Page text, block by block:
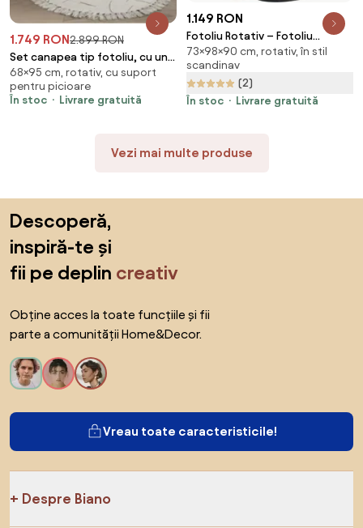
1.749 RON2.899 RON
Set canapea tip fotoliu, cu un
singur loc, taburet inclus,
material tip boucle, rotativ, Alb
68×95 cm, rotativ, cu suport
pentru picioare
În stoc
Livrare gratuită
1.149 RON
Fotoliu Rotativ – Fotoliu
Modern și Confortabil pentru
Living, Material Textil, stofă
Aragon, Alb
73×98×90 cm, rotativ, în stil
scandinav
(2)
În stoc
Livrare gratuită
Vezi mai multe produse
Descoperă,
inspiră-te și
fii pe deplin creativ
Obține acces la toate funcțiile și fii
parte a comunității Home&Decor.
Vreau toate caracteristicile!
Despre Biano